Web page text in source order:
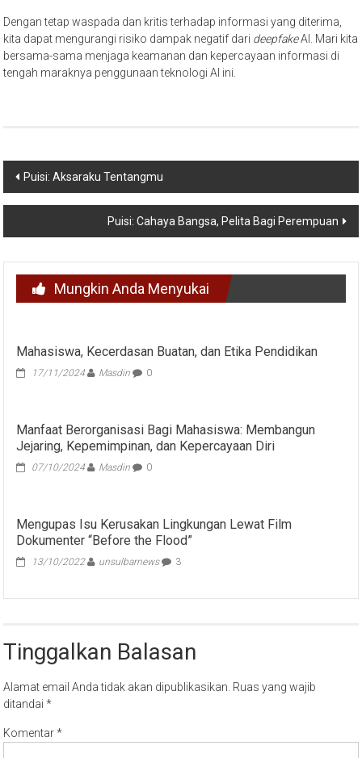
Dengan tetap waspada dan kritis terhadap informasi yang diterima,
kita dapat mengurangi risiko dampak negatif dari deepfakeAI. Mari kita
bersama-sama menjaga keamanan dan kepercayaan informasi di
tengah maraknya penggunaan teknologi AI ini.
Navigasi
pos
Puisi: Aksaraku Tentangmu
Puisi: Cahaya Bangsa, Pelita Bagi Perempuan
Mungkin Anda Menyukai
Mahasiswa, Kecerdasan Buatan, dan Etika Pendidikan
17/11/2024 Masdin 0
Manfaat Berorganisasi Bagi Mahasiswa: Membangun
Jejaring, Kepemimpinan, dan Kepercayaan Diri
07/10/2024 Masdin 0
Mengupas Isu Kerusakan Lingkungan Lewat Film
Dokumenter “Before the Flood”
13/10/2022 unsulbarnews 3
Tinggalkan Balasan
Alamat email Anda tidak akan dipublikasikan. Ruas yang wajib
ditandai*
Komentar*